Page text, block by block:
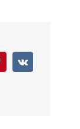
PinterestVk